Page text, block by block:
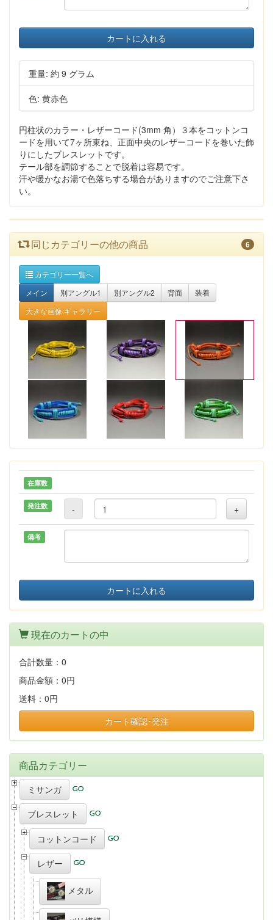
カートに入れる
重量: 約 9 グラム
色: 黄赤色
円柱状のカラー・レザーコード(3mm 角）３本をコットンコ
ードを用いて7ヶ所束ね、正面中央のレザーコードを巻いた飾
りにしたブレスレットです。
テール部を調節することで脱着は容易です。
汗や暖かなお湯で色落ちする場合がありますのでご注意下さ
い。
同じカテゴリーの他の商品 6
カテゴリー一覧へ
メイン
別アングル1 別アングル2 背面
装着
大きな画像:ギャラリー
在庫数
発注数 - +
備考
カートに入れる
現在のカートの中
合計数量： 0
商品金額： 0円
送料： 0円
カート確認･発注
商品カテゴリー
ミサンガ
ブレスレット
コットンコード
レザー
メタル